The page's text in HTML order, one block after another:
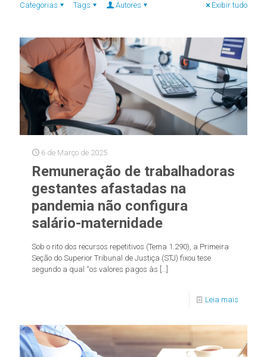
Categorias Tags Autores Exibir tudo
6 de Março de 2025
Remuneração de trabalhadoras
gestantes afastadas na
pandemia não configura
salário-maternidade
Sob o rito dos recursos repetitivos (Tema 1.290), a Primeira
Seção do Superior Tribunal de Justiça (STJ) fixou tese
segundo a qual “os valores pagos às
Leia mais